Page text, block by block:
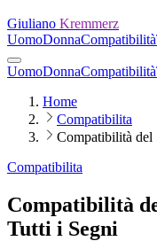
Giuliano Kremmerz
UomoDonnaCompatibilità
UomoDonnaCompatibilità
Home
Compatibilita
Compatibilità del
Compatibilita
Compatibilità
Tutti i Segni